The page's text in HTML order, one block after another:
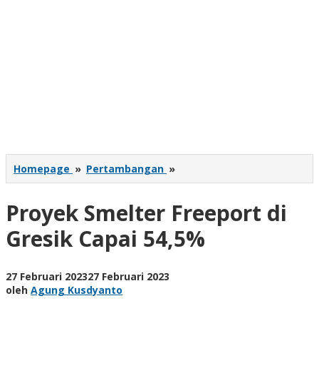
Homepage » Pertambangan »
Smelter
di
Gresik
Capai
54,5%
Proyek Smelter Freeport di
Gresik Capai 54,5%
27 Februari 202327 Februari 2023
oleh Agung Kusdyanto